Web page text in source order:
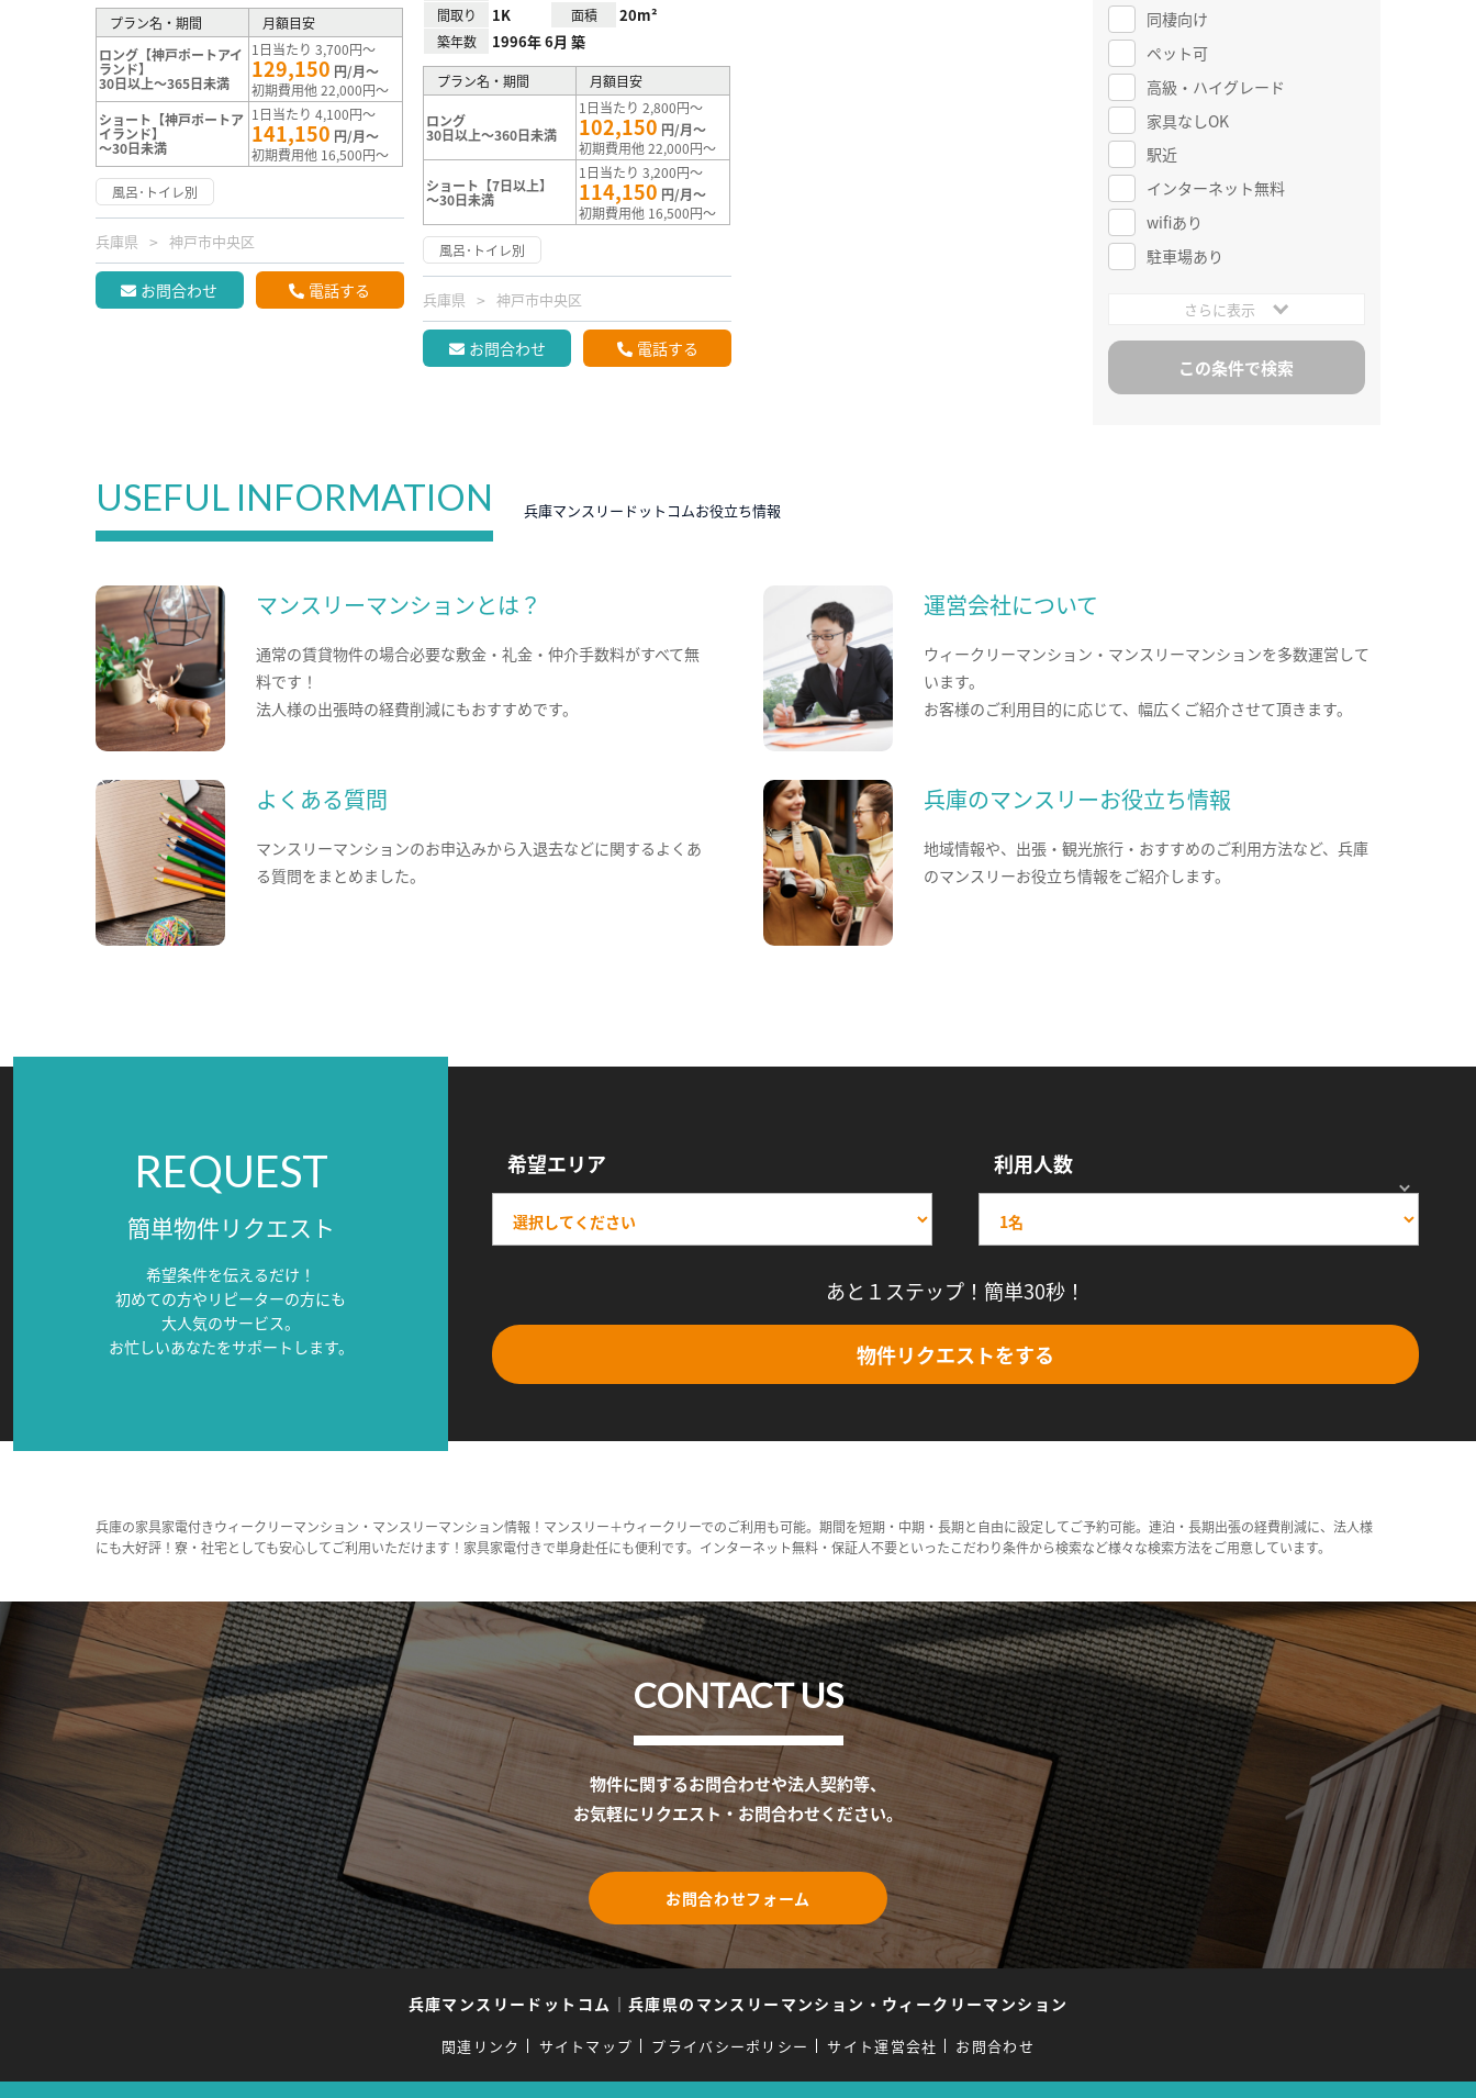
プラン名・期間
月額目安
ロング【神戸ポートアイ
ランド】
30日以上～365日未満
1日当たり 3,700円～
129,150 円/月～
初期費用他 22,000円～
ショート【神戸ポートア
イランド】
～30日未満
1日当たり 4,100円～
141,150 円/月～
初期費用他 16,500円～
風呂･トイレ別
兵庫県 神戸市中央区
お問合わせ 電話する
間取り 1K 面積 20m²
築年数 1996年 6月 築
プラン名・期間 月額目安
ロング
30日以上～360日未満
1日当たり 2,800円～
102,150 円/月～
初期費用他 22,000円～
ショート【7日以上】
～30日未満
1日当たり 3,200円～
114,150 円/月～
初期費用他 16,500円～
風呂･トイレ別
兵庫県 神戸市中央区
お問合わせ 電話する
同棲向け
ペット可
高級・ハイグレード
家具なしOK
駅近
インターネット無料
wifiあり
駐車場あり
さらに表示
USEFUL INFORMATION 兵庫マンスリードットコムお役立ち情報
マンスリーマンションとは？
通常の賃貸物件の場合必要な敷金・礼金・仲介手数料がすべて無
料です！
法人様の出張時の経費削減にもおすすめです。
運営会社について
ウィークリーマンション・マンスリーマンションを多数運営して
います。
お客様のご利用目的に応じて、幅広くご紹介させて頂きます。
よくある質問
マンスリーマンションのお申込みから入退去などに関するよくあ
る質問をまとめました。
兵庫のマンスリーお役立ち情報
地域情報や、出張・観光旅行・おすすめのご利用方法など、兵庫
のマンスリーお役立ち情報をご紹介します。
REQUEST
簡単物件リクエスト
希望条件を伝えるだけ！
初めての方やリピーターの方にも
大人気のサービス。
お忙しいあなたをサポートします。
希望エリア 利用人数
あと１ステップ！簡単30秒！
物件リクエストをする
兵庫の家具家電付きウィークリーマンション・マンスリーマンション情報！マンスリー＋ウィークリーでのご利用も可能。期間を短期・中期・長期と自由に設定してご予約可能。連泊・長期出張の経費削減に、法人様
にも大好評！寮・社宅としても安心してご利用いただけます！家具家電付きで単身赴任にも便利です。インターネット無料・保証人不要といったこだわり条件から検索など様々な検索方法をご用意しています。
CONTACT US
物件に関するお問合わせや法人契約等、
お気軽にリクエスト・お問合わせください。
お問合わせフォーム
兵庫マンスリードットコム ｜ 兵庫県のマンスリーマンション・ウィークリーマンション
関連リンク サイトマップ プライバシーポリシー サイト運営会社 お問合わせ